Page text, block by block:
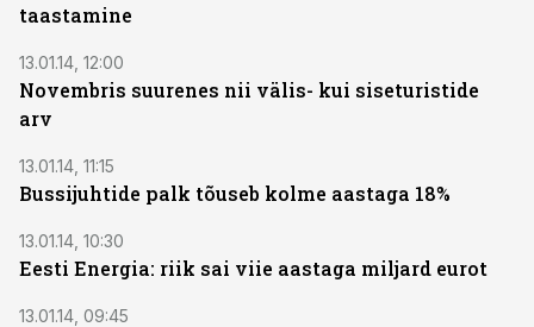
taastamine
13.01.14, 12:00
Novembris suurenes nii välis- kui siseturistide
arv
13.01.14, 11:15
Bussijuhtide palk tõuseb kolme aastaga 18%
13.01.14, 10:30
Eesti Energia: riik sai viie aastaga miljard eurot
13.01.14, 09:45